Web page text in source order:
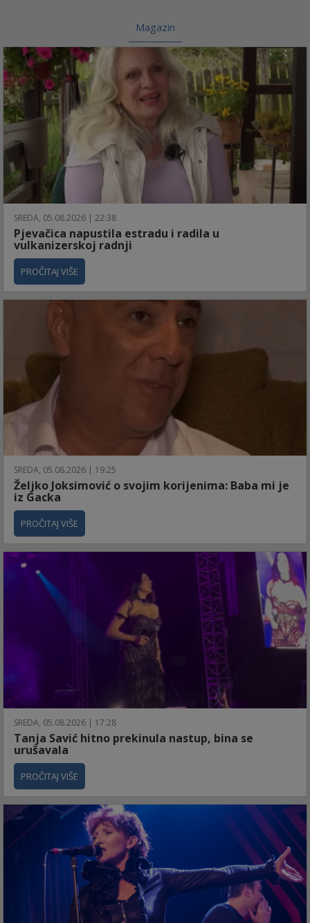
Magazin
SREDA, 05.08.2026 | 22:38
Pjevačica napustila estradu i radila u
vulkanizerskoj radnji
PROČITAJ VIŠE
SREDA, 05.08.2026 | 19:25
Željko Joksimović o svojim korijenima: Baba mi je
iz Gacka
PROČITAJ VIŠE
SREDA, 05.08.2026 | 17:28
Tanja Savić hitno prekinula nastup, bina se
urušavala
PROČITAJ VIŠE